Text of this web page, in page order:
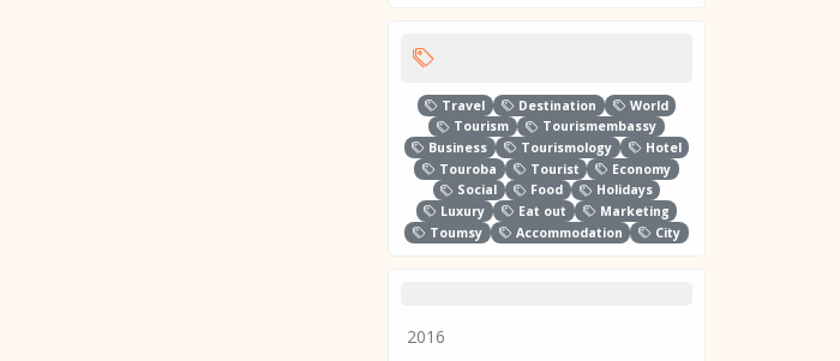
Travel Destination
World
Tourism
Tourismembassy
Business
Tourismology
Hotel
Touroba
Tourist
Economy
Social
Food
Holidays
Luxury
Eat out
Marketing
Toumsy
Accommodation City
2016